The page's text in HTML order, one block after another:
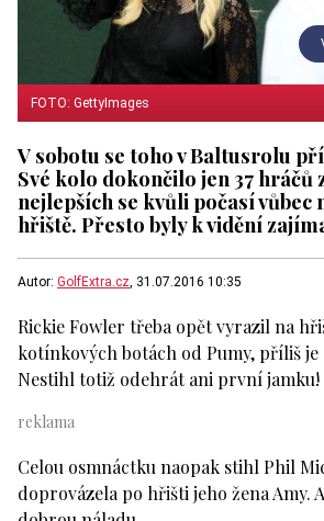
FOTO: GettyImages
V sobotu se toho v Baltusrolu
Své kolo dokončilo jen 37 hráčů
nejlepších se kvůli počasí vůbec
hřiště. Přesto byly k vidění
Autor: GolfExtra.cz, 31.07.2016 10:35
Rickie Fowler třeba opět vyrazil na
kotínkových botách od Pumy, příliš je
Nestihl totiž odehrát ani první jamku!
Celou osmnáctku naopak stihl Phil
doprovázela po hřišti jeho žena Amy.